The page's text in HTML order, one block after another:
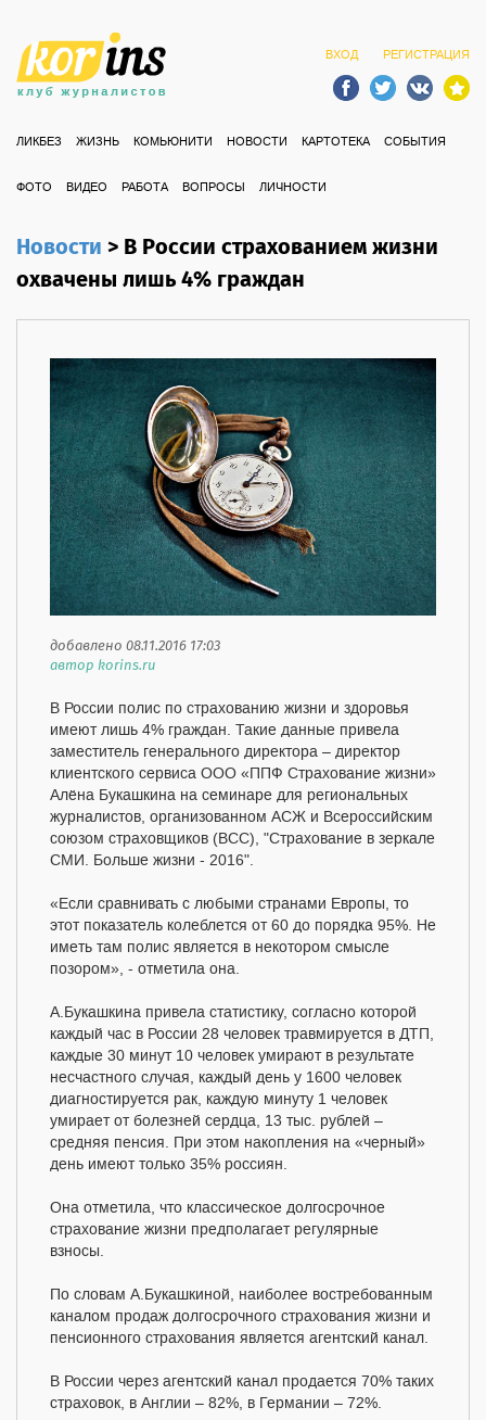
ВХОД РЕГИСТРАЦИЯ
ЛИКБЕЗ ЖИЗНЬ КОМЬЮНИТИ НОВОСТИ КАРТОТЕКА СОБЫТИЯ
ФОТО ВИДЕО РАБОТА ВОПРОСЫ ЛИЧНОСТИ
Новости>В России страхованием жизни
охвачены лишь 4% граждан
добавлено 08.11.2016 17:03
автор korins.ru
В России полис по страхованию жизни и здоровья
имеют лишь 4% граждан. Такие данные привела
заместитель генерального директора – директор
клиентского сервиса ООО «ППФ Страхование жизни»
Алёна Букашкина на семинаре для региональных
журналистов, организованном АСЖ и Всероссийским
союзом страховщиков (ВСС), "Страхование в зеркале
СМИ. Больше жизни - 2016".
«Если сравнивать с любыми странами Европы, то
этот показатель колеблется от 60 до порядка 95%. Не
иметь там полис является в некотором смысле
позором», - отметила она.
А.Букашкина привела статистику, согласно которой
каждый час в России 28 человек травмируется в ДТП,
каждые 30 минут 10 человек умирают в результате
несчастного случая, каждый день у 1600 человек
диагностируется рак, каждую минуту 1 человек
умирает от болезней сердца, 13 тыс. рублей –
средняя пенсия. При этом накопления на «черный»
день имеют только 35% россиян.
Она отметила, что классическое долгосрочное
страхование жизни предполагает регулярные
взносы.
По словам А.Букашкиной, наиболее востребованным
каналом продаж долгосрочного страхования жизни и
пенсионного страхования является агентский канал.
В России через агентский канал продается 70% таких
страховок, в Англии – 82%, в Германии – 72%.